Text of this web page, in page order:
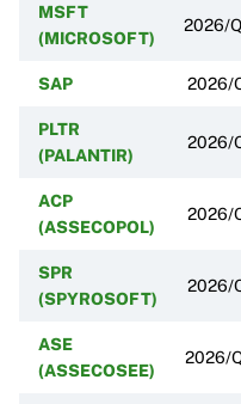
MSFT
(MICROSOFT)
2026/
SAP 2026/
PLTR
(PALANTIR)
2026/
ACP
(ASSECOPOL)
2026/
SPR
(SPYROSOFT)
2026/
ASE
(ASSECOSEE)
2026/